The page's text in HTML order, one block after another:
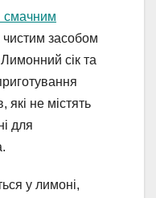
смачним
чистим засобом
сік та
які не містять
для
у лимоні,